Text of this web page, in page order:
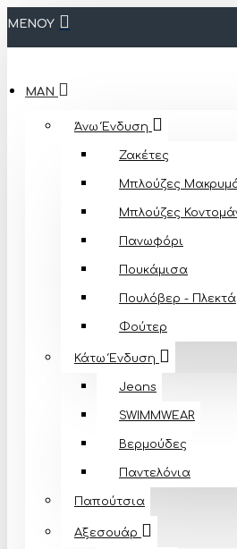
ΜΕΝΟΥ
MAN
Άνω Ένδυση
Ζακέτες
Μπλούζες
Μπλούζες
Πανωφόρι
Πουκάμισα
Πουλόβερ - Πλεκτά
Φούτερ
Κάτω Ένδυση
Jeans
SWIMMWEAR
Βερμούδες
Παντελόνια
Παπούτσια
Αξεσουάρ